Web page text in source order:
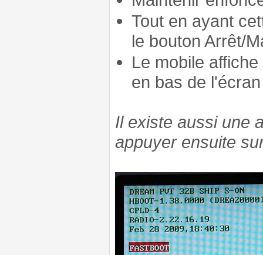
Tout en ayant
le bouton Arrêt/
Le mobile
en bas de
Il existe aussi une
appuyer ensuite